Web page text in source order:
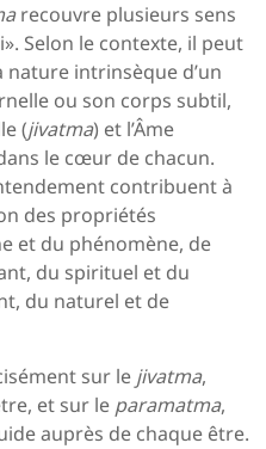
recouvre plusieurs sens
Selon le contexte, il peut
intrinsèque d’un
ou son corps subtil,
(jivatma) et l’Âme
le cœur de chacun.
contribuent à
des propriétés
et du phénomène, de
du spirituel et du
du naturel et de
sur le jivatma,
et sur le paramatma,
auprès de chaque être.